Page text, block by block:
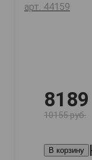
арт. 44159
10155 руб.
В корзину